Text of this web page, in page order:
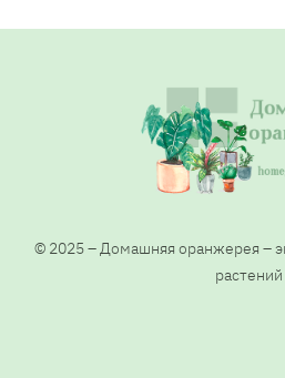
© 2025 – Домашняя оранжерея –
растений